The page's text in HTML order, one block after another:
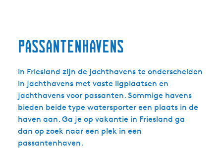
Passantenhavens
In Friesland zijn de jachthavens te onderscheiden
in jachthavens met vaste ligplaatsen en
jachthavens voor passanten. Sommige havens
bieden beide type watersporter een plaats in de
haven aan. Ga je op vakantie in Friesland ga
dan op zoek naar een plek in een
passantenhaven.